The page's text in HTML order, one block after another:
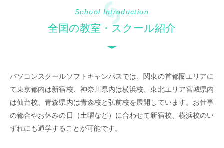
School Introduction
全国の教室・スクール紹介
パソコンスクールソフトキャンパスでは、関東の首都圏エリアに
て東京都内は新宿校、神奈川県内は横浜校、東北エリア宮城県内
は仙台校、青森県内は青森校と弘前校を展開しています。お仕事
の都合やお休みの日（土曜など）に合わせて新宿校、横浜校のい
ずれにも通学することが可能です。